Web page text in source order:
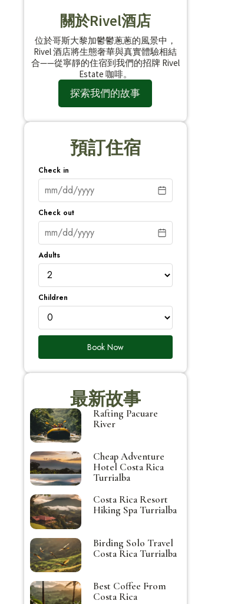
關於Rivel酒店
位於哥斯大黎加鬱鬱蔥蔥的風景中，
Rivel 酒店將生態奢華與真實體驗相結
合——從寧靜的住宿到我們的招牌 Rivel
Estate 咖啡。
探索我們的故事
預訂住宿
Check in
Check out
Adults
Children
Book Now
最新故事
Rafting Pacuare
River
Cheap Adventure
Hotel Costa Rica
Turrialba
Costa Rica Resort
Hiking Spa Turrialba
Birding Solo Travel
Costa Rica Turrialba
Best Coffee From
Costa Rica